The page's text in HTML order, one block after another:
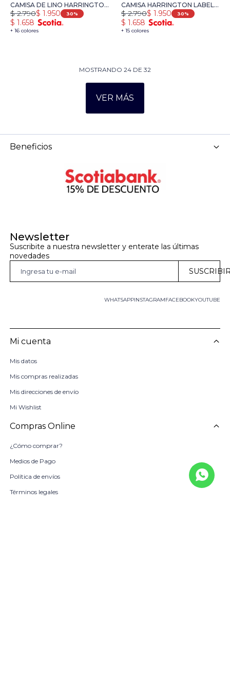
CAMISA DE LINO HARRINGTON
LABEL - BLANCO
+ 16 colores
$ 1.950
$ 2.790 30
$ 1.658
CAMISA HARRINGTON LABEL
LINO - BLANCO
+ 15 colores
$ 1.950
$ 2.790 30
$ 1.658
MOSTRANDO 24 DE 32
VER MÁS
Newsletter
Suscribite a nuestra newsletter y enterate las últimas
novedades
WHATSAPP FACEBOOKYOUTUBE
INSTAGRAM
Mi cuenta
Mis datos
Mis compras realizadas
Mis direcciones de envío
Mi Wishlist
Compras Online
¿Cómo comprar?
Medios de Pago
Política de envíos
Términos legales
Beneficios